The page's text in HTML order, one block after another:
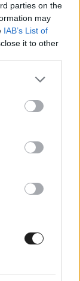
parties on the
may
IAB’s List of
it to other
Google
may click to
tags to
Google
a motort
hosszú,
a
ban
tovább a
defekt
a
a